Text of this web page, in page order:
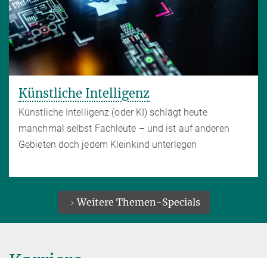
Künstliche Intelligenz
Künstliche Intelligenz (oder KI) schlägt heute
manchmal selbst Fachleute – und ist auf anderen
Gebieten doch jedem Kleinkind unterlegen
Weitere Themen-Specials